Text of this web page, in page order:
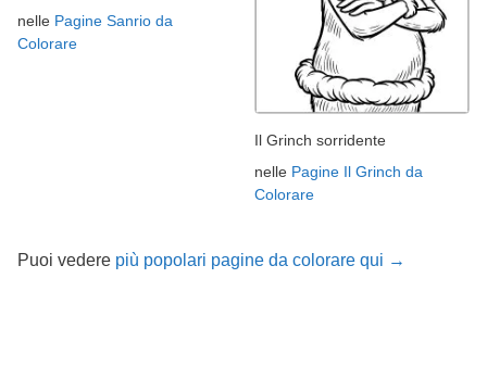
nelle Pagine Sanrio da
Colorare
Il Grinch sorridente
nelle Pagine Il Grinch da
Colorare
Puoi vedere più popolari pagine da colorare qui →